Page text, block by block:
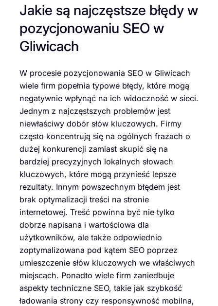
Jakie są najczęstsze błędy w
pozycjonowaniu SEO w
Gliwicach
W procesie pozycjonowania SEO w Gliwicach
wiele firm popełnia typowe błędy, które mogą
negatywnie wpłynąć na ich widoczność w sieci.
Jednym z najczęstszych problemów jest
niewłaściwy dobór słów kluczowych. Firmy
często koncentrują się na ogólnych frazach o
dużej konkurencji zamiast skupić się na
bardziej precyzyjnych lokalnych słowach
kluczowych, które mogą przynieść lepsze
rezultaty. Innym powszechnym błędem jest
brak optymalizacji treści na stronie
internetowej. Treść powinna być nie tylko
dobrze napisana i wartościowa dla
użytkowników, ale także odpowiednio
zoptymalizowana pod kątem SEO poprzez
umieszczenie słów kluczowych we właściwych
miejscach. Ponadto wiele firm zaniedbuje
aspekty techniczne SEO, takie jak szybkość
ładowania strony czy responsywność mobilna,